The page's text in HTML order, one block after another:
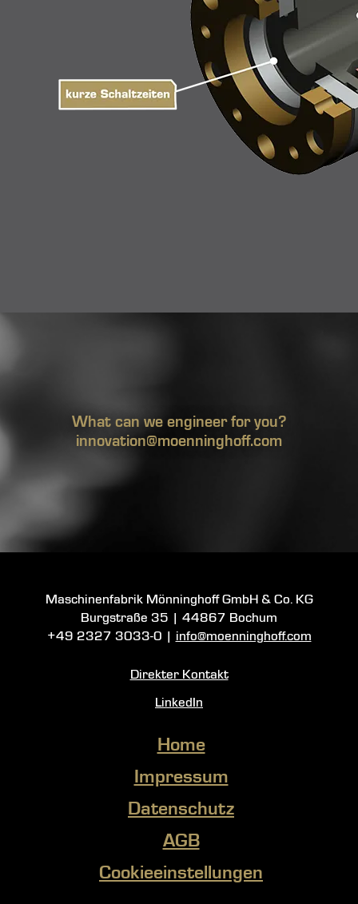
What can we engineer for you?
innovation@moenninghoff.com
Maschinenfabrik Mönninghoff GmbH & Co. KG
Burgstraße 35
44867 Bochum
+49 2327 3033-0
info@moenninghoff.com
Direkter Kontakt
LinkedIn
Home
Impressum
Datenschutz
AGB
Cookieeinstellungen